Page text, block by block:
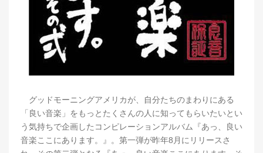
グッドモーニングアメリカが、自分たちのまわりにある
「良い音楽」をもっとたくさんの人に知ってもらいたいとい
う気持ちで企画したコンピレーションアルバム『あっ、良い
音楽ここにあります。』。第一弾が昨年8月にリリースさ